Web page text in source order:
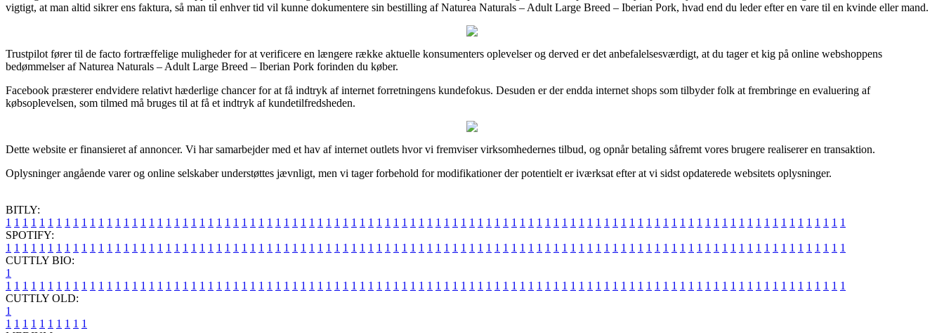
vigtigt, at man altid sikrer ens faktura, så man til enhver tid vil kunne dokumentere sin bestilling af Naturea Naturals – Adult Large Breed – Iberian Pork, hvad end du leder efter en vare til en kvinde eller mand.
Trustpilot fører til de facto fortræffelige muligheder for at verificere en længere række aktuelle konsumenters oplevelser og derved er det anbefalelsesværdigt, at du tager et kig på online webshoppens
bedømmelser af Naturea Naturals – Adult Large Breed – Iberian Pork forinden du køber.
Facebook præsterer endvidere relativt hæderlige chancer for at få indtryk af internet forretningens kundefokus. Desuden er der endda internet shops som tilbyder folk at frembringe en evaluering af
købsoplevelsen, som tilmed må bruges til at få et indtryk af kundetilfredsheden.
Dette website er finansieret af annoncer. Vi har samarbejder med et hav af internet outlets hvor vi fremviser virksomhedernes tilbud, og opnår betaling såfremt vores brugere realiserer en transaktion.
Oplysninger angående varer og online selskaber understøttes jævnligt, men vi tager forbehold for modifikationer der potentielt er iværksat efter at vi sidst opdaterede websitets oplysninger.
BITLY:
1 1 1 1 1 1 1 1 1 1 1 1 1 1 1 1 1 1 1 1 1 1 1 1 1 1 1 1 1 1 1 1 1 1 1 1 1 1 1 1 1 1 1 1 1 1 1 1 1 1 1 1 1 1 1 1 1 1 1 1 1 1 1 1 1 1 1 1 1 1 1 1 1 1 1 1 1 1 1 1 1 1 1 1 1 1 1 1 1 1 1 1 1 1 1 1 1 1 1 1
SPOTIFY:
1 1 1 1 1 1 1 1 1 1 1 1 1 1 1 1 1 1 1 1 1 1 1 1 1 1 1 1 1 1 1 1 1 1 1 1 1 1 1 1 1 1 1 1 1 1 1 1 1 1 1 1 1 1 1 1 1 1 1 1 1 1 1 1 1 1 1 1 1 1 1 1 1 1 1 1 1 1 1 1 1 1 1 1 1 1 1 1 1 1 1 1 1 1 1 1 1 1 1 1
CUTTLY BIO:
1
1 1 1 1 1 1 1 1 1 1 1 1 1 1 1 1 1 1 1 1 1 1 1 1 1 1 1 1 1 1 1 1 1 1 1 1 1 1 1 1 1 1 1 1 1 1 1 1 1 1 1 1 1 1 1 1 1 1 1 1 1 1 1 1 1 1 1 1 1 1 1 1 1 1 1 1 1 1 1 1 1 1 1 1 1 1 1 1 1 1 1 1 1 1 1 1 1 1 1 1
CUTTLY OLD:
1
1 1 1 1 1 1 1 1 1 1